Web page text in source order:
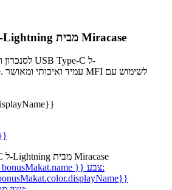
כבל טעינה Type-C ל-Lightning מבית Miracase
מתנה - כבל טעינה Type-C ל-Lightning מבית Miracase
}}
צבע: